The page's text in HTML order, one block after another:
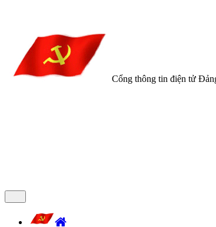
Cổng thông tin điện tử